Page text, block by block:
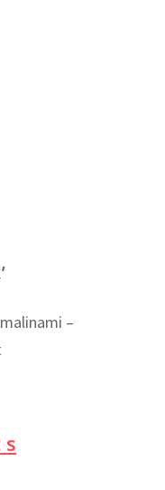
s